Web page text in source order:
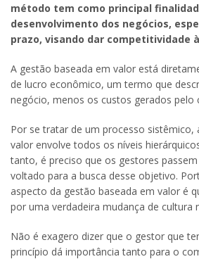
método tem como principal
desenvolvimento dos negócios,
prazo, visando dar competitividade
A gestão baseada em valor está
de lucro econômico, um termo que
negócio, menos os custos gerados pelo
Por se tratar de um processo sistêmico,
valor envolve todos os níveis
tanto, é preciso que os gestores
voltado para a busca desse objetivo.
aspecto da gestão baseada em valor é
por uma verdadeira mudança de cultura
Não é exagero dizer que o gestor que
princípio dá importância tanto para o